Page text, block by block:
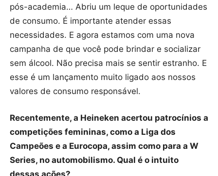
pós-academia… Abriu um leque de oportunidades
de consumo. É importante atender essas
necessidades. E agora estamos com uma nova
campanha de que você pode brindar e socializar
sem álcool. Não precisa mais se sentir estranho. E
esse é um lançamento muito ligado aos nossos
valores de consumo responsável.
Recentemente, a Heineken acertou patrocínios a
competições femininas, como a Liga dos
Campeões e a Eurocopa, assim como para a W
Series, no automobilismo. Qual é o intuito